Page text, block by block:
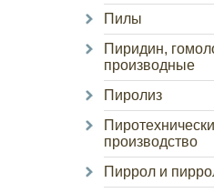
Пилы
Пиридин,
производные
Пиролиз
производство
Пиррол и